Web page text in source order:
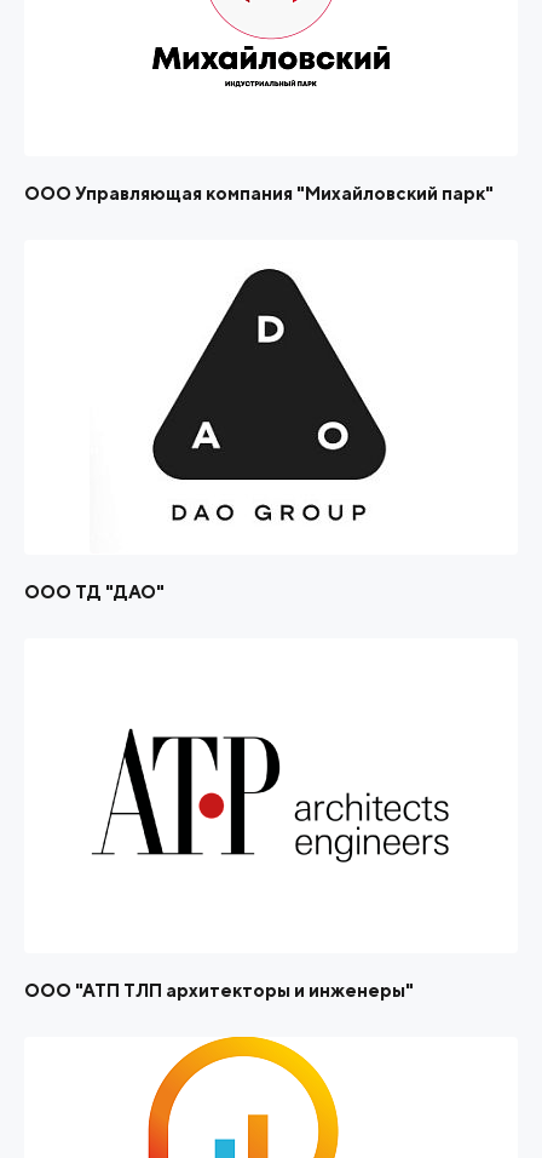
ООО Управляющая компания "Михайловский парк"
ООО ТД "ДАО"
ООО "АТП ТЛП архитекторы и инженеры"